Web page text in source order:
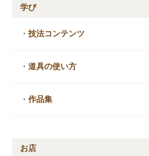
学び
・技法コンテンツ
・道具の使い方
・作品集
お店